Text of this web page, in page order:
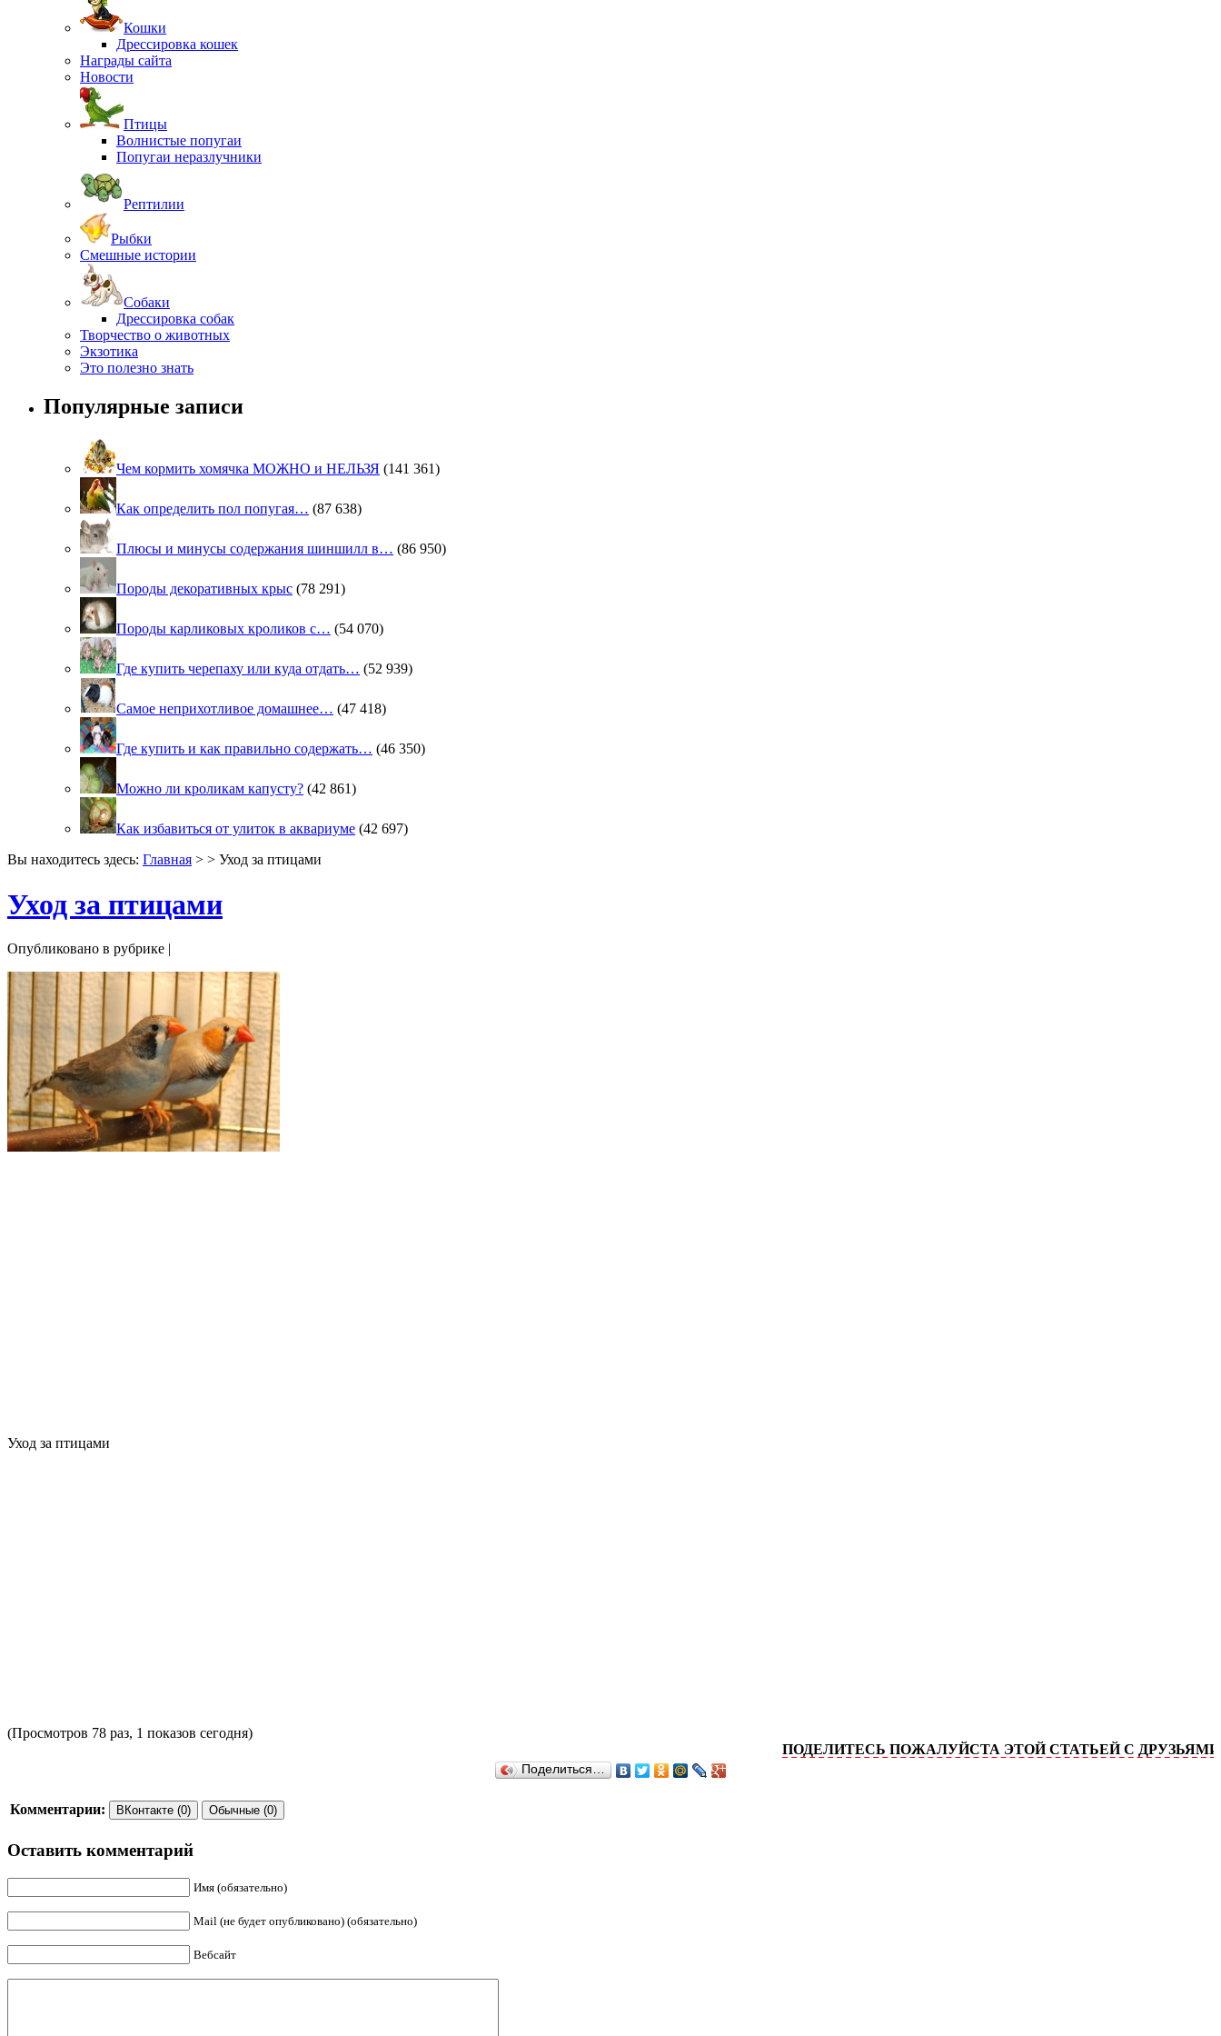
Кошки
Дрессировка кошек
Награды сайта
Новости
Птицы
Волнистые попугаи
Попугаи неразлучники
Рептилии
Рыбки
Смешные истории
Собаки
Дрессировка собак
Творчество о животных
Экзотика
Это полезно знать
Популярные записи
Чем кормить хомячка МОЖНО и НЕЛЬЗЯ (141 361)
Как определить пол попугая… (87 638)
Плюсы и минусы содержания шиншилл в… (86 950)
Породы декоративных крыс (78 291)
Породы карликовых кроликов с… (54 070)
Где купить черепаху или куда отдать… (52 939)
Самое неприхотливое домашнее… (47 418)
Где купить и как правильно содержать… (46 350)
Можно ли кроликам капусту? (42 861)
Как избавиться от улиток в аквариуме (42 697)
Вы находитесь здесь: Главная > > Уход за птицами
Уход за птицами
Опубликовано в рубрике |
Уход за птицами
(Просмотров 78 раз, 1 показов сегодня)
ПОДЕЛИТЕСЬ ПОЖАЛУЙСТА ЭТОЙ СТАТЬЕЙ С ДРУЗЬЯМИ!
Поделиться…
Комментарии: ВКонтакте (0) Обычные (0)
Оставить комментарий
Имя (обязательно)
Mail (не будет опубликовано) (обязательно)
Вебсайт